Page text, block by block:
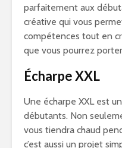
parfaitement aux
créative qui vous
compétences tout en
que vous pourrez
Écharpe XXL
Une écharpe XXL est
débutants. Non
vous tiendra chaud
c’est aussi un projet